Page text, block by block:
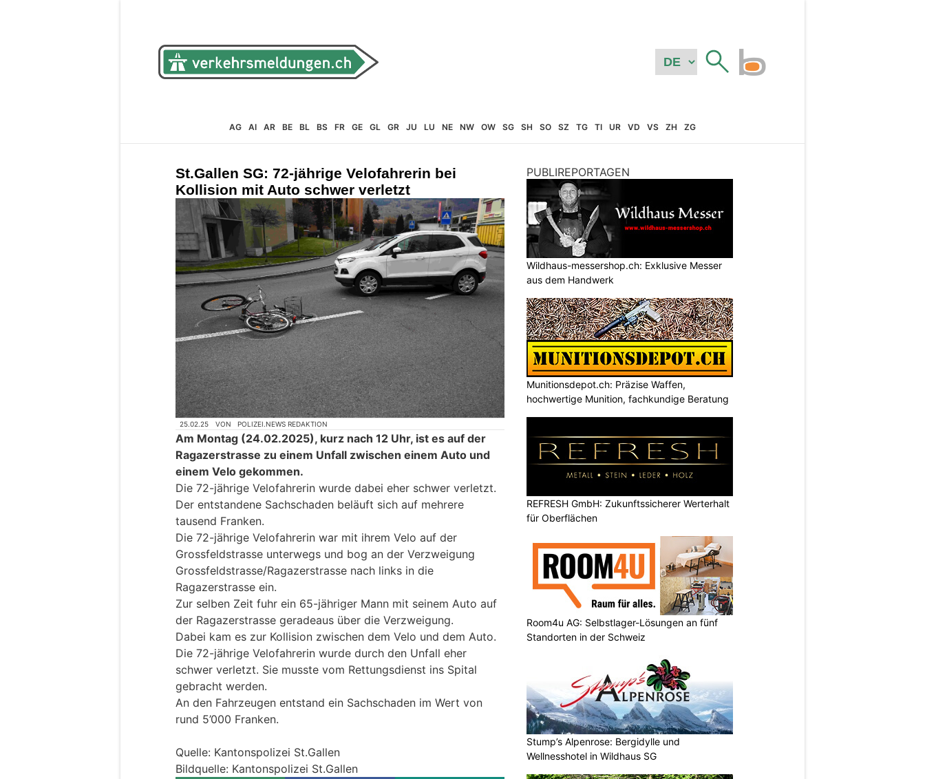
AG AI AR BE BL BS FR GE GL GR JU LU NE NW OW SG SH SO SZ TG TI UR VD VS ZH ZG
St.Gallen SG: 72-jährige Velofahrerin bei
Kollision mit Auto schwer verletzt
25.02.25 VON POLIZEI.NEWS REDAKTION
Am Montag (24.02.2025), kurz nach 12 Uhr, ist es auf der
Ragazerstrasse zu einem Unfall zwischen einem Auto und
einem Velo gekommen.
Die 72-jährige Velofahrerin wurde dabei eher schwer verletzt.
Der entstandene Sachschaden beläuft sich auf mehrere
tausend Franken.
Die 72-jährige Velofahrerin war mit ihrem Velo auf der
Grossfeldstrasse unterwegs und bog an der Verzweigung
Grossfeldstrasse/Ragazerstrasse nach links in die
Ragazerstrasse ein.
Zur selben Zeit fuhr ein 65-jähriger Mann mit seinem Auto auf
der Ragazerstrasse geradeaus über die Verzweigung.
Dabei kam es zur Kollision zwischen dem Velo und dem Auto.
Die 72-jährige Velofahrerin wurde durch den Unfall eher
schwer verletzt. Sie musste vom Rettungsdienst ins Spital
gebracht werden.
An den Fahrzeugen entstand ein Sachschaden im Wert von
rund 5’000 Franken.
Quelle: Kantonspolizei St.Gallen
Bildquelle: Kantonspolizei St.Gallen
PUBLIREPORTAGEN
Wildhaus-messershop.ch: Exklusive Messer
aus dem Handwerk
Munitionsdepot.ch: Präzise Waffen,
hochwertige Munition, fachkundige Beratung
REFRESH GmbH: Zukunftssicherer Werterhalt
für Oberflächen
Room4u AG: Selbstlager-Lösungen an fünf
Standorten in der Schweiz
Stump’s Alpenrose: Bergidylle und
Wellnesshotel in Wildhaus SG